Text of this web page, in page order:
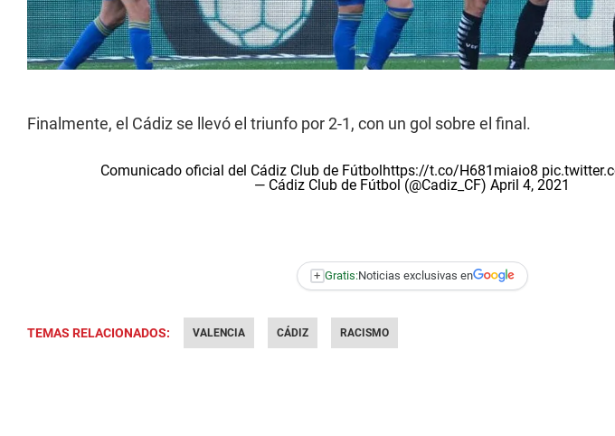
Finalmente, el Cádiz se llevó el triunfo por 2-1, con un gol sobre el final.
Comunicado oficial del Cádiz Club de Fútbolhttps://t.co/H681miaio8
— Cádiz Club de Fútbol (@Cadiz_CF) April 4, 2021
+ Gratis:Noticias exclusivas en
TEMAS RELACIONADOS: VALENCIA CÁDIZ RACISMO